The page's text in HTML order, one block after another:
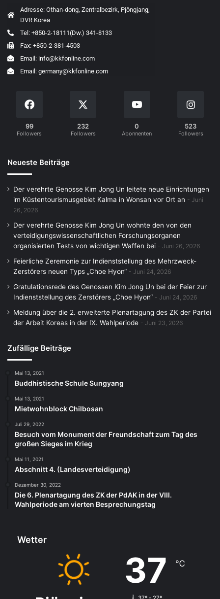
Adresse: Othan-dong, Zentralbezirk, Pjöngjang,
DVR Korea
Tel: +850-2-18111(Dw.) 341-8133
Fax: +850-2-381-4503
Email: info@kkfonline.com
Email: germany@kkfonline.com
99
Followers
232
Followers
0
Abonnenten
523
Followers
Neueste Beiträge
Der verehrte Genosse Kim Jong Un leitete neue Einrichtungen
im Küstentourismusgebiet Kalma in Wonsan vor Ort an
Juni
26, 2026
Der verehrte Genosse Kim Jong Un wohnte den von den
verteidigungswissenschaftlichen Forschungsorganen
organisierten Tests von wichtigen Waffen bei
Juni 26, 2026
Feierliche Zeremonie zur Indienststellung des Mehrzweck-
Zerstörers neuen Typs „Choe Hyon“
Juni 24, 2026
Gratulationsrede des Genossen Kim Jong Un bei der Feier zur
Indienststellung des Zerstörers „Choe Hyon“
Juni 24, 2026
Meldung über die 2. erweiterte Plenartagung des ZK der Partei
der Arbeit Koreas in der IX. Wahlperiode
Juni 23, 2026
Zufällige Beiträge
Mai 13, 2021
Buddhistische Schule Sungyang
Mai 13, 2021
Mietwohnblock Chilbosan
Juli 29, 2022
Besuch vom Monument der Freundschaft zum Tag des
großen Sieges im Krieg
Mai 11, 2021
Abschnitt 4. (Landesverteidigung)
Dezember 30, 2022
Die 6. Plenartagung des ZK der PdAK in der VIII.
Wahlperiode am vierten Besprechungstag
Wetter
37 ℃